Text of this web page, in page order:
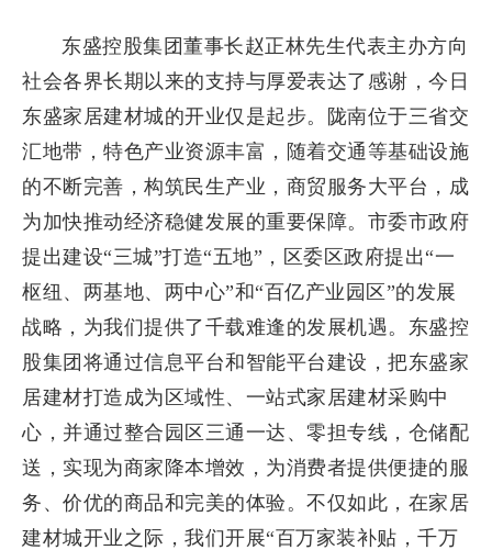
东盛控股集团董事长赵正林先生代表主办方向
社会各界长期以来的支持与厚爱表达了感谢，今日
东盛家居建材城的开业仅是起步。陇南位于三省交
汇地带，特色产业资源丰富，随着交通等基础设施
的不断完善，构筑民生产业，商贸服务大平台，成
为加快推动经济稳健发展的重要保障。市委市政府
提出建设“三城”打造“五地”，区委区政府提出“一
枢纽、两基地、两中心”和“百亿产业园区”的发展
战略，为我们提供了千载难逢的发展机遇。东盛控
股集团将通过信息平台和智能平台建设，把东盛家
居建材打造成为区域性、一站式家居建材采购中
心，并通过整合园区三通一达、零担专线，仓储配
送，实现为商家降本增效，为消费者提供便捷的服
务、价优的商品和完美的体验。不仅如此，在家居
建材城开业之际，我们开展“百万家装补贴，千万